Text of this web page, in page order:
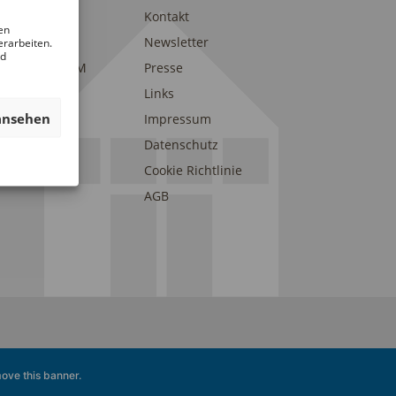
des DAM
Kontakt
Newsletter
Presse
Links
Impressum
Datenschutz
Cookie Richtlinie
AGB
this banner.